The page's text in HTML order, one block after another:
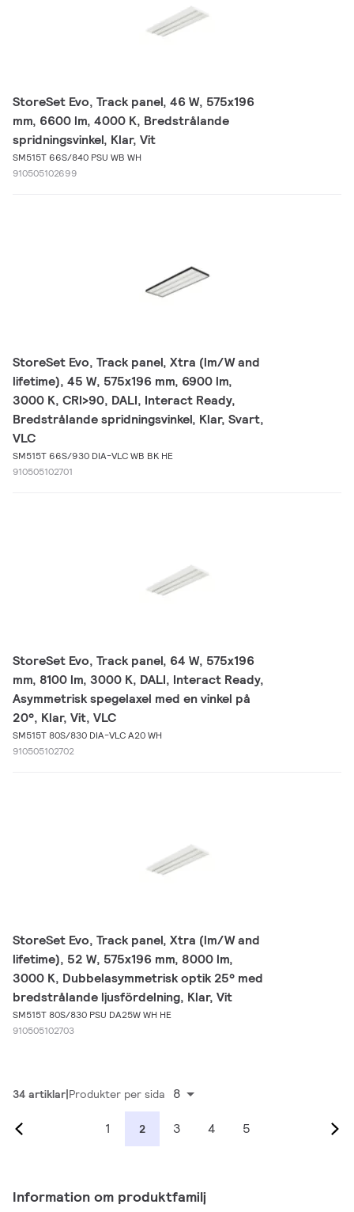
StoreSet Evo, Track panel, 46 W, 575x196
mm, 6600 lm, 4000 K, Bredstrålande
spridningsvinkel, Klar, Vit
SM515T 66S/840 PSU WB WH
910505102699
StoreSet Evo, Track panel, Xtra (lm/W and
lifetime), 45 W, 575x196 mm, 6900 lm,
3000 K, CRI>90, DALI, Interact Ready,
Bredstrålande spridningsvinkel, Klar, Svart,
VLC
SM515T 66S/930 DIA-VLC WB BK HE
910505102701
StoreSet Evo, Track panel, 64 W, 575x196
mm, 8100 lm, 3000 K, DALI, Interact Ready,
Asymmetrisk spegelaxel med en vinkel på
20°, Klar, Vit, VLC
SM515T 80S/830 DIA-VLC A20 WH
910505102702
StoreSet Evo, Track panel, Xtra (lm/W and
lifetime), 52 W, 575x196 mm, 8000 lm,
3000 K, Dubbelasymmetrisk optik 25° med
bredstrålande ljusfördelning, Klar, Vit
SM515T 80S/830 PSU DA25W WH HE
910505102703
34 artiklar Produkter per sida 8
1 2 3 4 5
Information om produktfamilj